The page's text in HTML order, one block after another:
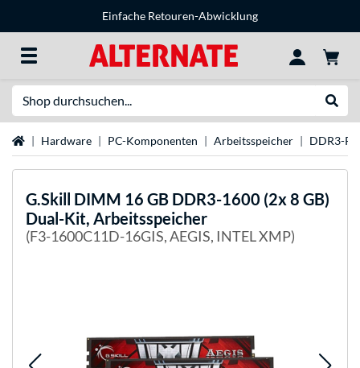
Einfache Retouren-Abwicklung
StartseiteHardware PC-Komponenten Arbeitsspeicher DDR3-
G.Skill DIMM 16 GB DDR3-1600 (2x 8 GB)
Dual-Kit, Arbeitsspeicher
(F3-1600C11D-16GIS, AEGIS, INTEL XMP)